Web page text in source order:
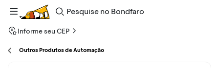
Pesquise
Bondfaro
Informe seu CEP
Outros Produtos de Automação